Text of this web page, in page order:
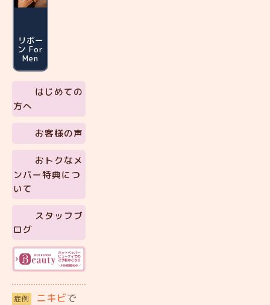
リボー
ン For
Men
はじめての
方へ
お客様の声
おトクなメ
ンバー特典につ
いて
スタッフブ
ログ
症例 ニキビで